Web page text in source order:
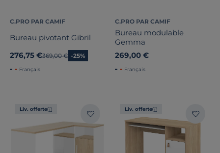
C.PRO PAR CAMIF
Bureau pivotant Gibril
276,75 €Ancien prix
369,00 € -25%
Français
C.PRO PAR CAMIF
Bureau modulable
Gemma
269,00 €
Français
Liv. offerte Liv. offerte
Catégories